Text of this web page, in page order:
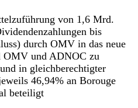
von 1,6 Mrd.
bis
durch OMV in das neue
OMV und ADNOC zu
in gleichberechtigter
46,94% an Borouge
beteiligt